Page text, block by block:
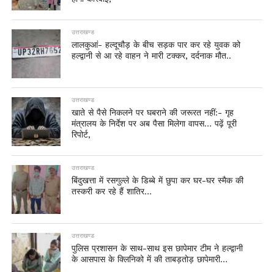
उत्तराखण्ड
लालकुआं- हल्दूचौड़ के बीच सड़क पार कर रहे युवक को
हल्द्वानी से आ रहे वाहन ने मारी टक्कर, दर्दनाक मौत..
उत्तराखण्ड
खाते से पैसे निकलने पर घबराने की जरूरत नहीं:- गृह
मंत्रालय के निर्देश पर अब पैसा मिलेगा वापस… पढ़ें पूरी
रिपोर्ट,
उत्तराखण्ड
बिंदुखत्ता में रसगुल्ले के डिब्बे में छुपा कर घर-घर स्मैक की
तस्करी कर रहे हैं शातिर…
उत्तराखण्ड
पुलिस प्रशासन के साथ-साथ इस छापेमार टीम ने हल्द्वानी
के आसपास के क्लिनिको में की ताबड़तोड़ छापेमारी…